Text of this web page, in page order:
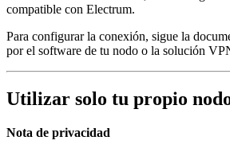
compatible con Electrum.
Para configurar la conexión, sigue la
por el software de tu nodo o la solución
Utilizar solo tu propio
Nota de privacidad